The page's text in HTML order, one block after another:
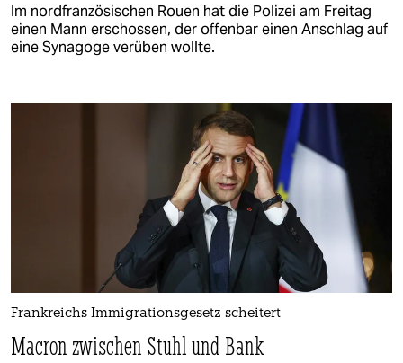
Im nordfranzösischen Rouen hat die Polizei am Freitag
einen Mann erschossen, der offenbar einen Anschlag auf
eine Synagoge verüben wollte.
Frankreichs Immigrationsgesetz scheitert
Macron zwischen Stuhl und Bank